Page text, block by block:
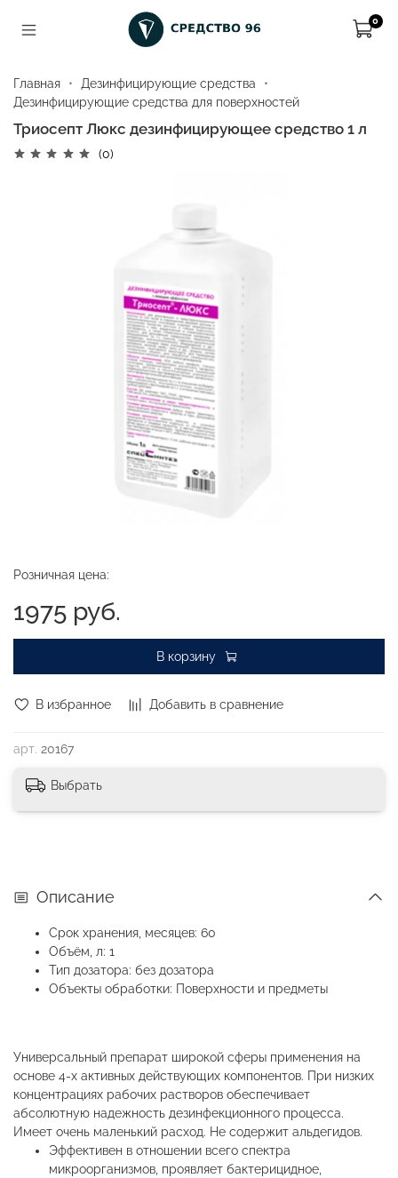
0
Главная
Дезинфицирующие средства
Дезинфицирующие средства для поверхностей
Триосепт Люкс дезинфицирующее средство 1 л
(0)
В избранное Добавить в сравнение
арт. 20167
Розничная цена:
1975 руб.
В корзину
Выбрать
Описание
Срок хранения, месяцев: 60
Объём, л: 1
Тип дозатора: без дозатора
Объекты обработки: Поверхности и предметы
Универсальный препарат широкой сферы применения на
основе 4-х активных действующих компонентов. При низких
концентрациях рабочих растворов обеспечивает
абсолютную надежность дезинфекционного процесса.
Имеет очень маленький расход. Не содержит альдегидов.
Эффективен в отношении всего спектра
микроорганизмов, проявляет бактерицидное,